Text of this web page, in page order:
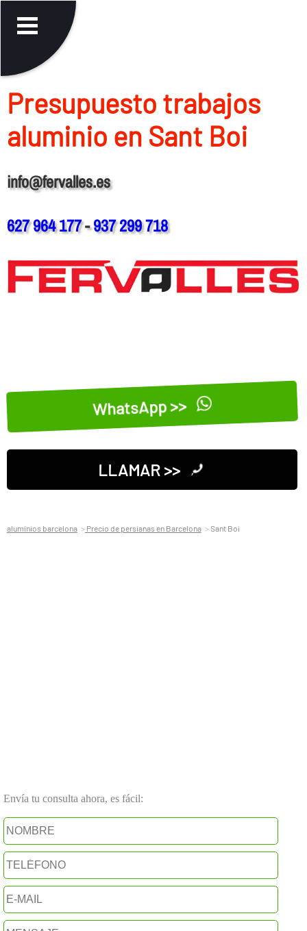
Presupuesto trabajos
aluminio en Sant Boi
info@fervalles.es
627 964 177-937 299 718
WhatsApp >>
LLAMAR >>
aluminios barcelona Precio de persianas en Barcelona Sant Boi
Envía tu consulta ahora, es fácil: